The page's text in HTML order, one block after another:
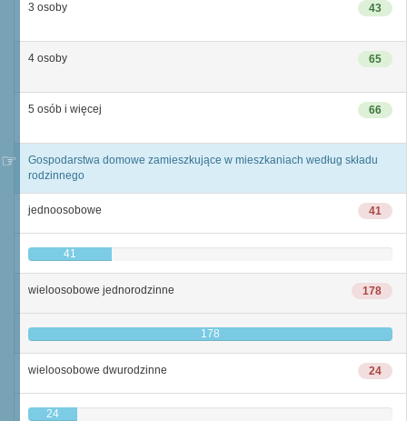
43
3 osoby
65
4 osoby
66
5 osób i więcej
Gospodarstwa domowe zamieszkujące w mieszkaniach według składu
rodzinnego
41
jednoosobowe
41
178
wieloosobowe jednorodzinne
178
24
wieloosobowe dwurodzinne
24